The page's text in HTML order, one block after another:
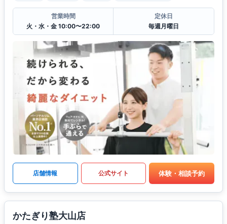
営業時間
火・水・金 10:00〜22:00
定休日
毎週月曜日
店舗情報 公式サイト 体験・相談予約
かたぎり塾大山店